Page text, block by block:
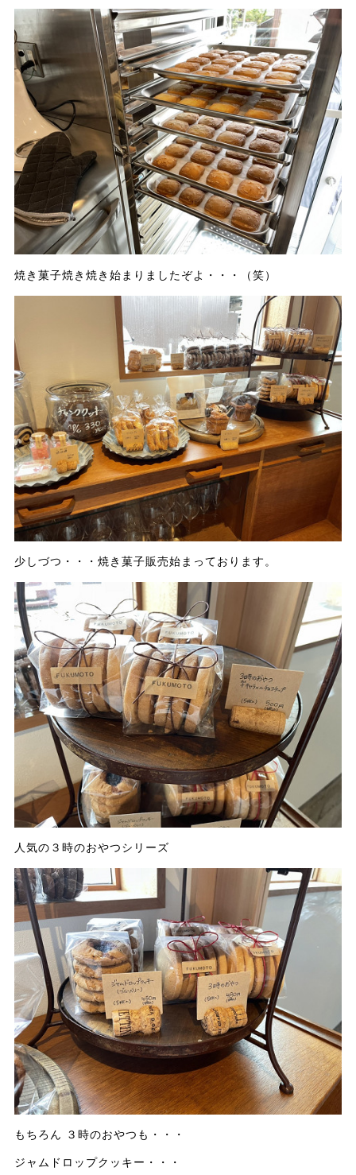
焼き菓子焼き焼き始まりましたぞよ・・・（笑）
少しづつ・・・焼き菓子販売始まっております。
人気の３時のおやつシリーズ
もちろん ３時のおやつも・・・
ジャムドロップクッキー・・・